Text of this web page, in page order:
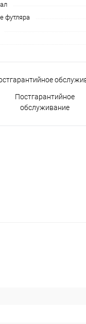
футляра
Постгарантийное
обслуживание